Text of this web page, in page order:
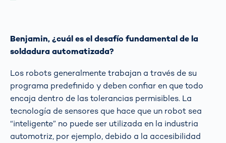
Benjamin, ¿cuál es el desafío fundamental de la
soldadura automatizada?
Los robots generalmente trabajan a través de su
programa predefinido y deben confiar en que todo
encaja dentro de las tolerancias permisibles. La
tecnología de sensores que hace que un robot sea
“inteligente” no puede ser utilizada en la industria
automotriz, por ejemplo, debido a la accesibilidad